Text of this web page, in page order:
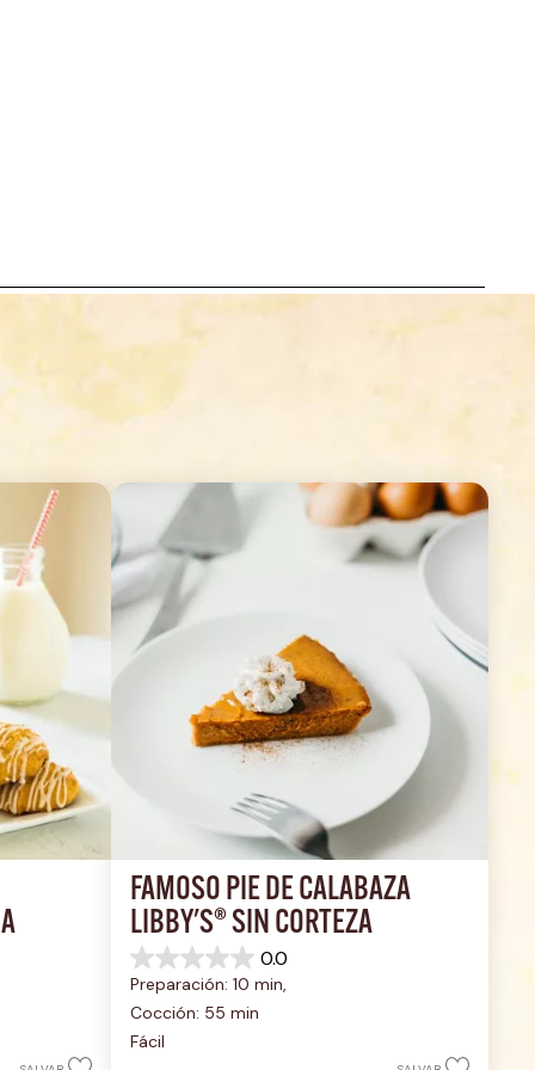
FAMOSO PIE DE CALABAZA
LIBBY'S® SIN CORTEZA
0.0
0.0
de
5
estrellas.
Preparación: 10 min,
Cocción: 55 min
Fácil